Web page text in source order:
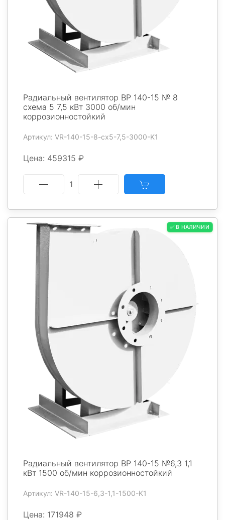
Радиальный вентилятор ВР 140-15 № 8
схема 5 7,5 кВт 3000 об/мин
коррозионностойкий
Артикул: VR-140-15-8-cx5-7,5-3000-K1
Цена: 459315 ₽
1
✅ В НАЛИЧИИ
Радиальный вентилятор ВР 140-15 №6,3 1,1
кВт 1500 об/мин коррозионностойкий
Артикул: VR-140-15-6,3-1,1-1500-K1
Цена: 171948 ₽